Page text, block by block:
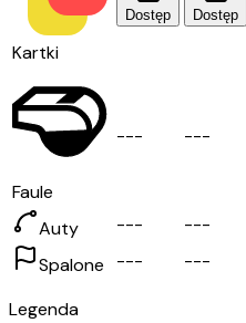
Kartki
Dostęp Dostęp
Faule
--- ---
Auty --- ---
Spalone
--- ---
Legenda